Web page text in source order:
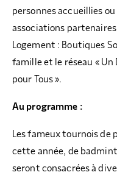
personnes accueillies ou
associations
Logement : Boutiques
famille et le réseau «
pour Tous ».
Au programme :
Les fameux tournois
cette année, de
seront consacrées à